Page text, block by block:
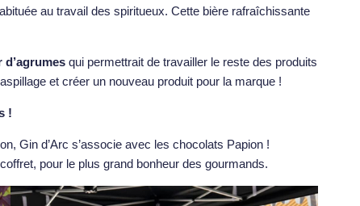
au travail des spiritueux. Cette bière rafraîchissante
d’agrumes qui permettrait de travailler le reste des produits
et créer un nouveau produit pour la marque !
!
Gin d’Arc s’associe avec les chocolats Papion !
pour le plus grand bonheur des gourmands.